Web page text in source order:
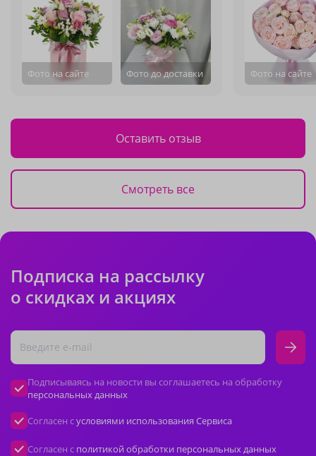
Фото на сайте Фото до доставки Фото на сайте
Оставить отзыв
Смотреть все
Подписка на рассылку
о скидках и акциях
Подписываясь на новости вы соглашаетесь на обработку
персональных данных
Согласен сусловиями использования Сервиса
Согласен с политикой обработки персональных данных